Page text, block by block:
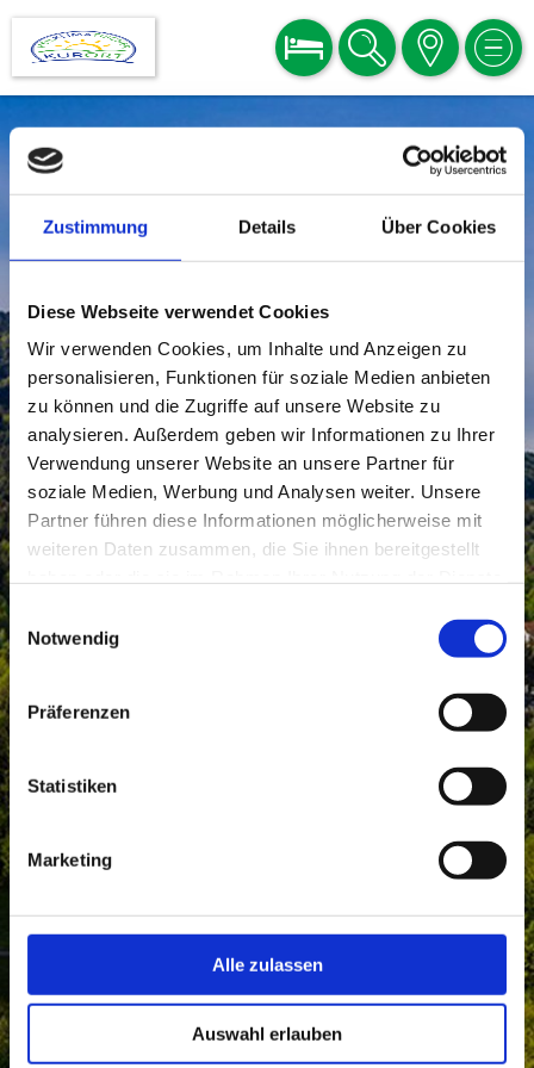
Zustimmung Details Über Cookies
Diese Webseite verwendet Cookies
Wir verwenden Cookies, um Inhalte und Anzeigen zu
personalisieren, Funktionen für soziale Medien anbieten
zu können und die Zugriffe auf unsere Website zu
analysieren. Außerdem geben wir Informationen zu Ihrer
Verwendung unserer Website an unsere Partner für
soziale Medien, Werbung und Analysen weiter. Unsere
Partner führen diese Informationen möglicherweise mit
weiteren Daten zusammen, die Sie ihnen bereitgestellt
Notwendig
Präferenzen
Statistiken
Marketing
Alle zulassen
Auswahl erlauben
BUCHEN SUCHE KARTE MENÜ